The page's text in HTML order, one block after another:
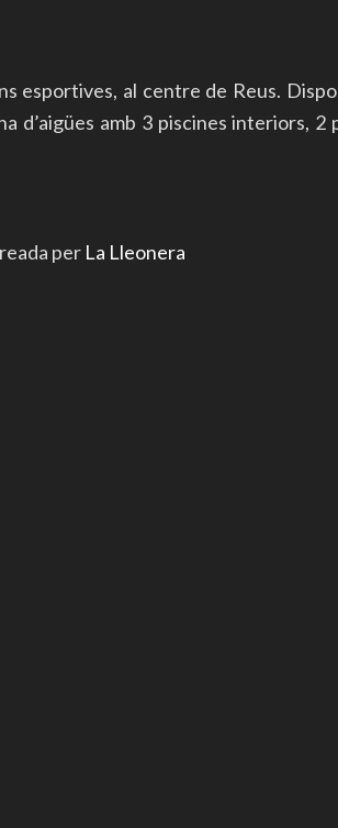
esportives, al centre de Reus.
d’aigües amb 3 piscines interiors,
per La Lleonera